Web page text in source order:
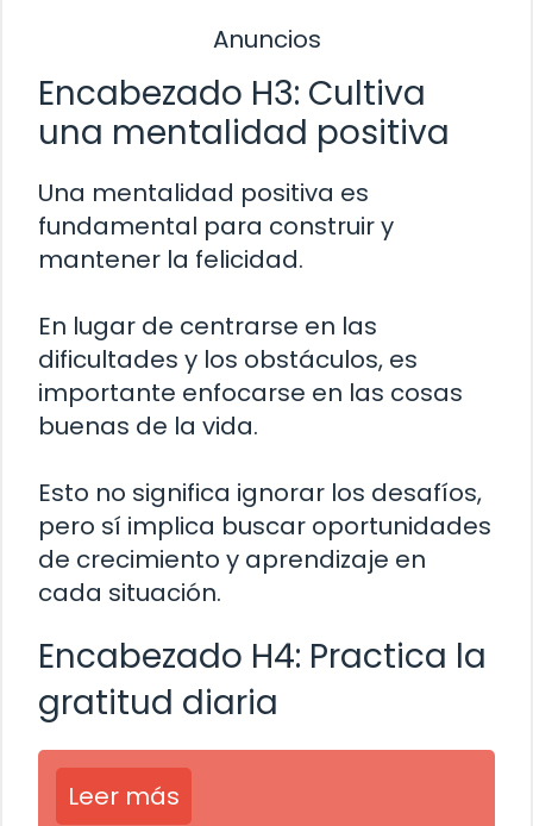
Anuncios
Encabezado H3: Cultiva
una mentalidad positiva
Una mentalidad positiva es
fundamental para construir y
mantener la felicidad.
En lugar de centrarse en las
dificultades y los obstáculos, es
importante enfocarse en las cosas
buenas de la vida.
Esto no significa ignorar los desafíos,
pero sí implica buscar oportunidades
de crecimiento y aprendizaje en
cada situación.
Encabezado H4: Practica la
gratitud diaria
Leer más